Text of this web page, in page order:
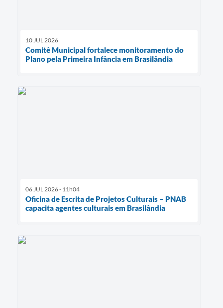
10 JUL 2026
Comitê Municipal fortalece monitoramento do
Plano pela Primeira Infância em Brasilândia
06 JUL 2026 - 11h04
Oficina de Escrita de Projetos Culturais – PNAB
capacita agentes culturais em Brasilândia